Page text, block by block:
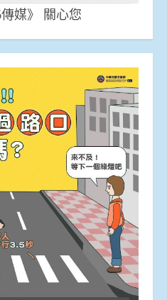
媒》 關心您